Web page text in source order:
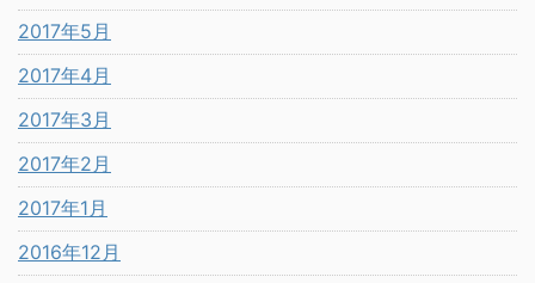
2017年5月
2017年4月
2017年3月
2017年2月
2017年1月
2016年12月